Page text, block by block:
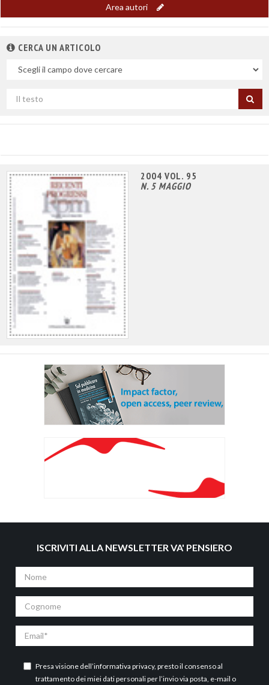
Area autori
CERCA UN ARTICOLO
Nel
Cerca
2004 VOL. 95
N. 5 MAGGIO
ISCRIVITI ALLA NEWSLETTER VA' PENSIERO
Nome
Cognome
Email
Presa visione dell’informativa privacy, presto il consenso al
trattamento dei miei dati personali per l’invio via posta, e-mail o